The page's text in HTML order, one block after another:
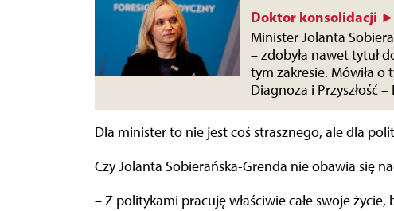
Doktor konsolidacji ►
Minister Jolanta
– zdobyła nawet tytuł
tym zakresie. Mówiła o
Diagnoza i Przyszłość
Dla minister to nie jest coś strasznego, ale dla
Czy Jolanta Sobierańska-Grenda nie obawia się
– Z politykami pracuję właściwie całe swoje